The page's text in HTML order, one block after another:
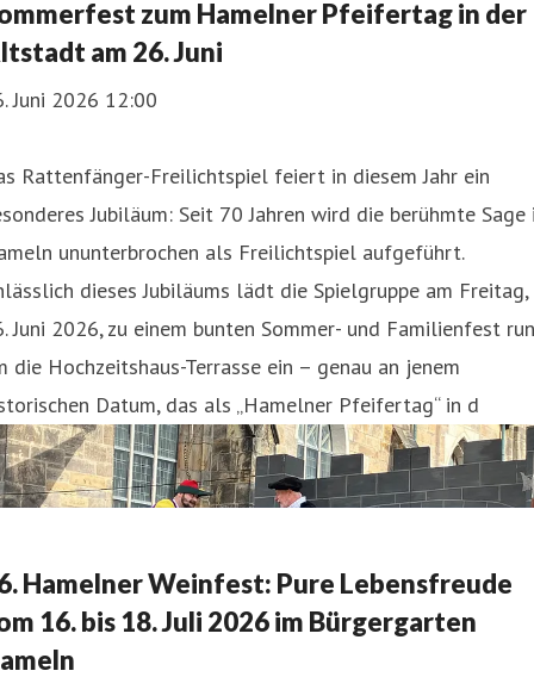
zum Hamelner Pfeifertag in der
am 26. Juni
Juni 2026 12:00
Rattenfänger-Freilichtspiel feiert in diesem Jahr ein
Jubiläum: Seit 70 Jahren wird die berühmte Sage
ununterbrochen als Freilichtspiel aufgeführt.
dieses Jubiläums lädt die Spielgruppe am Freitag,
Juni 2026, zu einem bunten Sommer- und Familienfest
die Hochzeitshaus-Terrasse ein – genau an jenem
Datum, das als „Hamelner Pfeifertag“ in d
Hamelner Weinfest: Pure Lebensfreude
16. bis 18. Juli 2026 im Bürgergarten